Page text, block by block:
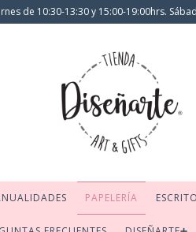
de 10:30-13:30 y 15:00-19:00hrs.
PAPELERÍA